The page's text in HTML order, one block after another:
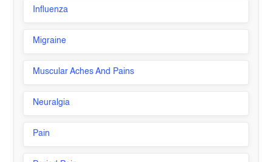
Influenza
Migraine
Muscular Aches And Pains
Neuralgia
Pain